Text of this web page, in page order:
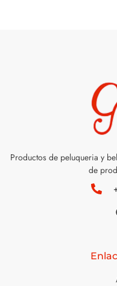
Productos de peluqueria y
de